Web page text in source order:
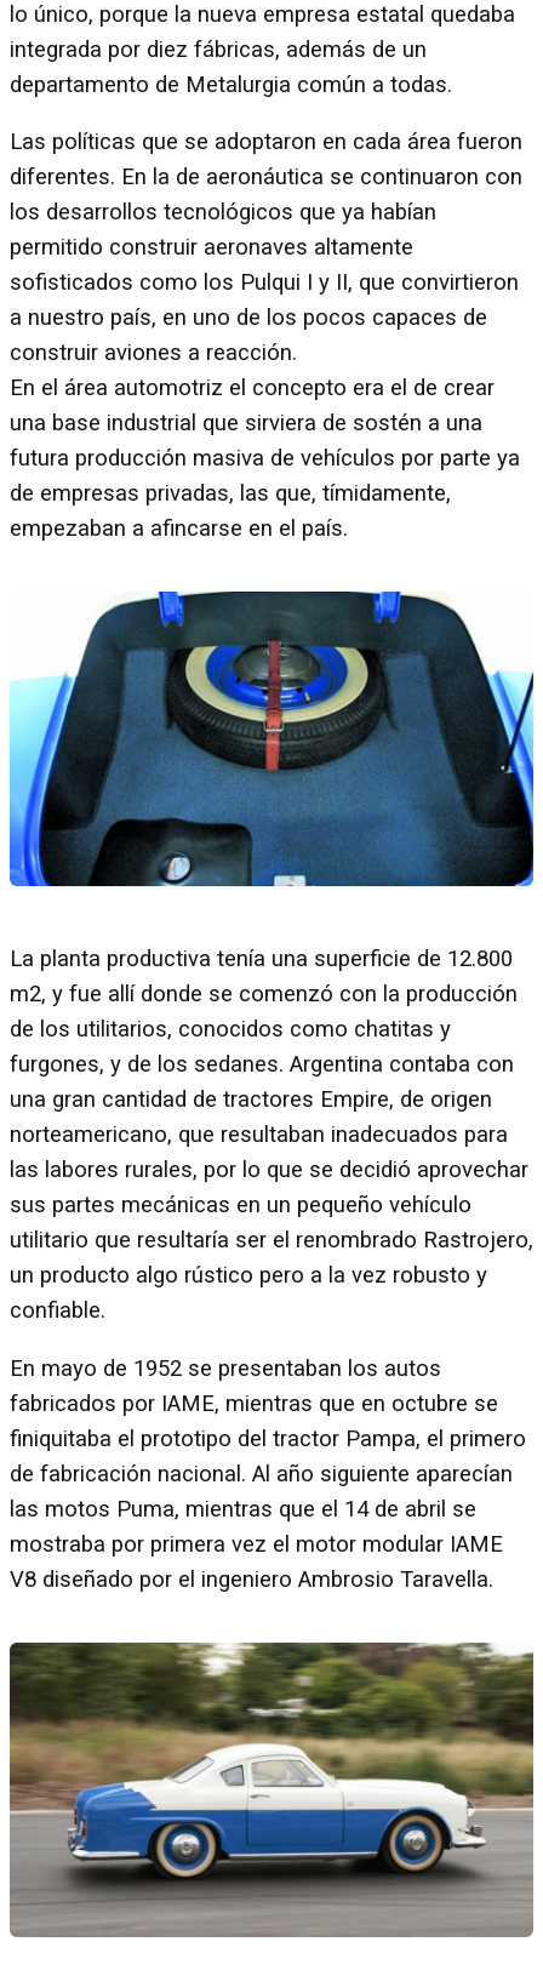
lo único, porque la nueva empresa estatal quedaba
integrada por diez fábricas, además de un
departamento de Metalurgia común a todas.
Las políticas que se adoptaron en cada área fueron
diferentes. En la de aeronáutica se continuaron con
los desarrollos tecnológicos que ya habían
permitido construir aeronaves altamente
sofisticados como los Pulqui I y II, que convirtieron
a nuestro país, en uno de los pocos capaces de
construir aviones a reacción.
En el área automotriz el concepto era el de crear
una base industrial que sirviera de sostén a una
futura producción masiva de vehículos por parte ya
de empresas privadas, las que, tímidamente,
empezaban a afincarse en el país.
La planta productiva tenía una superficie de 12.800
m2, y fue allí donde se comenzó con la producción
de los utilitarios, conocidos como chatitas y
furgones, y de los sedanes. Argentina contaba con
una gran cantidad de tractores Empire, de origen
norteamericano, que resultaban inadecuados para
las labores rurales, por lo que se decidió aprovechar
sus partes mecánicas en un pequeño vehículo
utilitario que resultaría ser el renombrado Rastrojero,
un producto algo rústico pero a la vez robusto y
confiable.
En mayo de 1952 se presentaban los autos
fabricados por IAME, mientras que en octubre se
finiquitaba el prototipo del tractor Pampa, el primero
de fabricación nacional. Al año siguiente aparecían
las motos Puma, mientras que el 14 de abril se
mostraba por primera vez el motor modular IAME
V8 diseñado por el ingeniero Ambrosio Taravella.